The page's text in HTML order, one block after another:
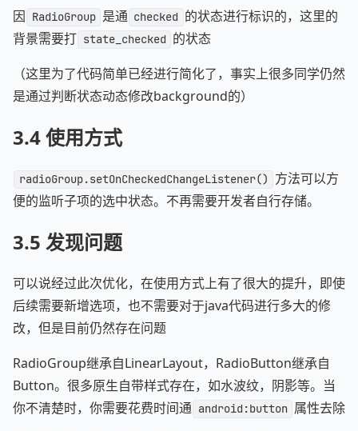
因 RadioGroup 是通 checked 的状态进行标识的，这里的
背景需要打 state_checked 的状态
（这里为了代码简单已经进行简化了，事实上很多同学仍然
是通过判断状态动态修改background的）
3.4 使用方式
radioGroup.setOnCheckedChangeListener()
方法可以方
便的监听子项的选中状态。不再需要开发者自行存储。
3.5 发现问题
可以说经过此次优化，在使用方式上有了很大的提升，即使
后续需要新增选项，也不需要对于java代码进行多大的修
改，但是目前仍然存在问题
RadioGroup继承自LinearLayout，RadioButton继承自
Button。很多原生自带样式存在，如水波纹，阴影等。当
你不清楚时，你需要花费时间通 android:button 属性去除